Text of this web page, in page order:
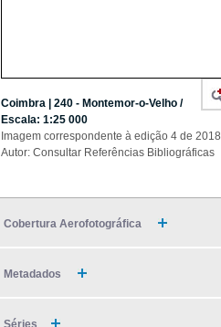
Coimbra | 240 - Montemor-o-Velho /
Escala: 1:25 000
Imagem correspondente à edição 4 de 2018
Autor: Consultar Referências Bibliográficas
Cobertura Aerofotográfica
Metadados
Séries